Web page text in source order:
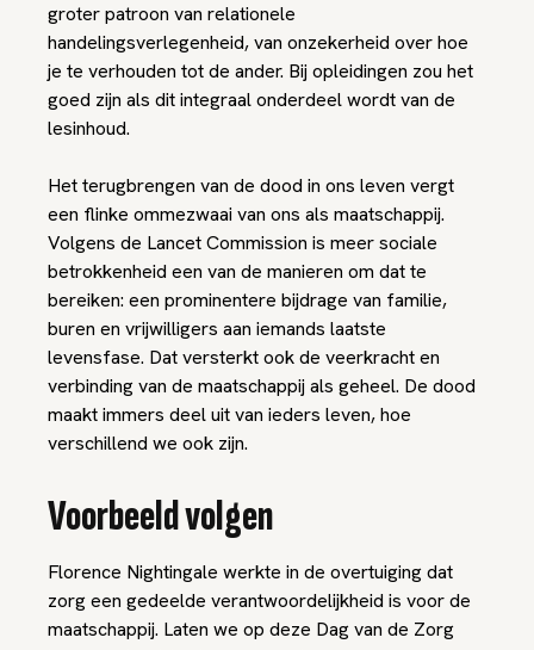
groter patroon van relationele
handelingsverlegenheid, van onzekerheid over hoe
je te verhouden tot de ander. Bij opleidingen zou het
goed zijn als dit integraal onderdeel wordt van de
lesinhoud.
Het terugbrengen van de dood in ons leven vergt
een flinke ommezwaai van ons als maatschappij.
Volgens de Lancet Commission is meer sociale
betrokkenheid een van de manieren om dat te
bereiken: een prominentere bijdrage van familie,
buren en vrijwilligers aan iemands laatste
levensfase. Dat versterkt ook de veerkracht en
verbinding van de maatschappij als geheel. De dood
maakt immers deel uit van ieders leven, hoe
verschillend we ook zijn.
Voorbeeld volgen
Florence Nightingale werkte in de overtuiging dat
zorg een gedeelde verantwoordelijkheid is voor de
maatschappij. Laten we op deze Dag van de Zorg